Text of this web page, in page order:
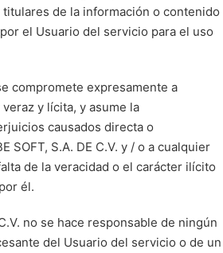
titulares de la información o contenido
el Usuario del servicio para el uso
compromete expresamente a
y lícita, y asume la
causados directa o
SOFT, S.A. DE C.V. y / o a cualquier
de la veracidad o el carácter ilícito
él.
no se hace responsable de ningún
del Usuario del servicio o de un